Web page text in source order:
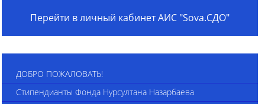
Перейти в личный кабинет АИС "Sova.СДО"
ДОБРО ПОЖАЛОВАТЬ!
Стипендианты Фонда Нурсултана Назарбаева